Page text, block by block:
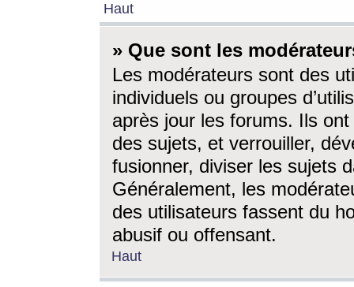
Haut
» Que sont les
Les modérateurs sont des
individuels ou groupes
après jour les forums. Ils ont
des sujets, et verrouiller,
fusionner, diviser les sujets
Généralement, les
des utilisateurs fassent du
abusif ou offensant.
Haut